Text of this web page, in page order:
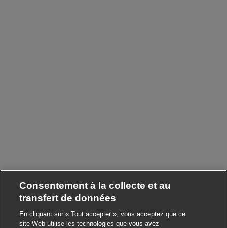
Consentement à la collecte et au
transfert de données
En cliquant sur « Tout accepter », vous acceptez que ce
site Web utilise les technologies que vous avez